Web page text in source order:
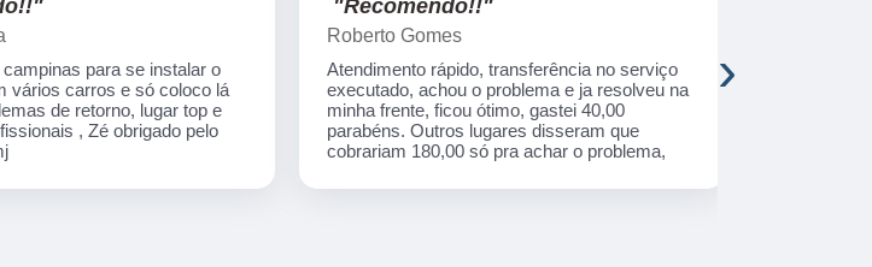
para se instalar o
vários carros e só coloco lá
de retorno, lugar top e
, Zé obrigado pelo
"Recomendo!!"
Roberto Gomes
Atendimento rápido, transferência no serviço
executado, achou o problema e ja resolveu na
minha frente, ficou ótimo, gastei 40,00
parabéns. Outros lugares disseram que
cobrariam 180,00 só pra achar o problema,
›